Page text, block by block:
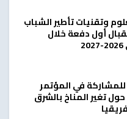
وتقنيات تأطير الشباب
أول دفعة خلال
في المؤتمر
تغير المناخ بالشرق